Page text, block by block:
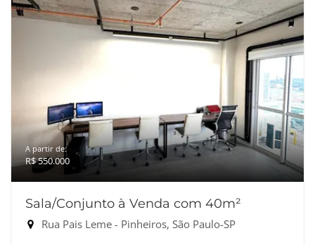
A partir de:
R$ 550.000
Sala/Conjunto à Venda com 40m²
Rua Pais Leme - Pinheiros, São Paulo-SP